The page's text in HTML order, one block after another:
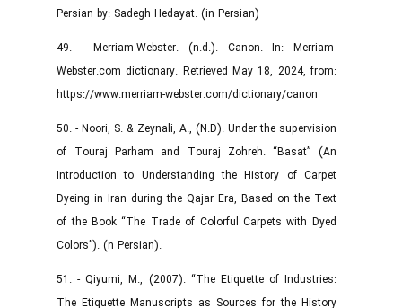
Persian by: Sadegh Hedayat. (in Persian)
49. - Merriam-Webster. (n.d.). Canon. In: Merriam-
Webster.com dictionary. Retrieved May 18, 2024, from:
https://www.merriam-webster.com/dictionary/canon
50. - Noori, S. & Zeynali, A., (N.D). Under the supervision
of Touraj Parham and Touraj Zohreh. “Basat” (An
Introduction to Understanding the History of Carpet
Dyeing in Iran during the Qajar Era, Based on the Text
of the Book “The Trade of Colorful Carpets with Dyed
Colors”). (n Persian).
51. - Qiyumi, M., (2007). “The Etiquette of Industries:
The Etiquette Manuscripts as Sources for the History